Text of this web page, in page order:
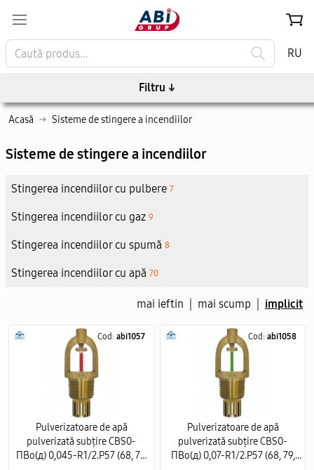
RU
Acasă → Sisteme de stingere a incendiilor
Sisteme de stingere a incendiilor
Stingerea incendiilor cu pulbere 7
Stingerea incendiilor cu gaz 9
Stingerea incendiilor cu spumă 8
Stingerea incendiilor cu apă 70
mai ieftin mai scump implicit
Cod: abi1057
Pulverizatoare de apă
pulverizată subțire CBS0-
ПВо(д) 0,045-R1/2.Р57 (68, 79,
Cod: abi1058
Pulverizatoare de apă
pulverizată subțire CBS0-
ПВо(д) 0,07-R1/2.Р57 (68, 79,
Filtru ↓